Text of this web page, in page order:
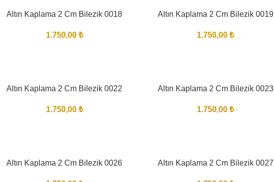
Altın Kaplama 2 Cm Bilezik 0018
1.750,00 ₺
Altın Kaplama 2 Cm Bilezik 0019
1.750,00₺
Altın Kaplama 2 Cm Bilezik 0022
1.750,00 ₺
Altın Kaplama 2 Cm Bilezik 0023
1.750,00₺
Altın Kaplama 2 Cm Bilezik 0026 Altın Kaplama 2 Cm Bilezik 0027